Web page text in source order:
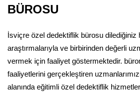
BÜROSU
İsviçre özel dedektiflik bürosu dilediğiniz
araştırmalarıyla ve birbirinden değerli
vermek için faaliyet göstermektedir.
faaliyetlerini gerçekleştiren
alanında eğitimli özel dedektiflik